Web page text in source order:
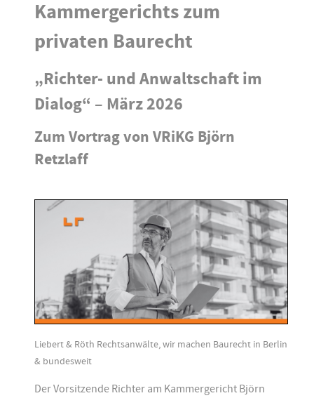
Kammergerichts zum
privaten Baurecht
„Richter- und Anwaltschaft im
Dialog“ – März 2026
Zum Vortrag von VRiKG Björn
Retzlaff
Liebert & Röth Rechtsanwälte, wir machen Baurecht in Berlin
& bundesweit
Der Vorsitzende Richter am Kammergericht Björn